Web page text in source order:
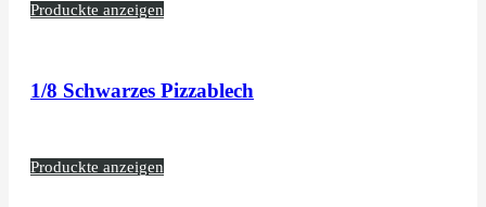
Produckte anzeigen
1/8 Schwarzes Pizzablech
Produckte anzeigen